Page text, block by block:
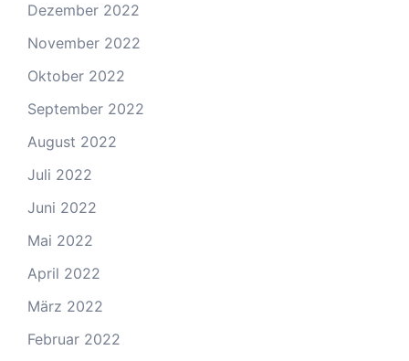
Dezember 2022
November 2022
Oktober 2022
September 2022
August 2022
Juli 2022
Juni 2022
Mai 2022
April 2022
März 2022
Februar 2022